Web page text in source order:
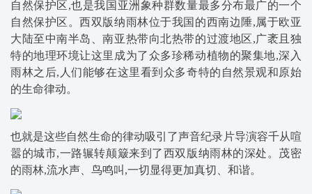
自然保护区,也是我国亚洲象种群数量最多分布最广的一个
自然保护区。西双版纳雨林位于我国的西南边陲,属于欧亚
大陆至中南半岛、南亚热带向北热带的过渡地区,广袤且独
特的地理环境让这里成为了众多珍稀动植物的聚集地,深入
雨林之后,人们能够在这里看到众多奇特的自然景观和原始
的生命律动。
也就是这些自然生命的律动吸引了声音纪录片导演容千从喧
嚣的城市,一路辗转颠簸来到了西双版纳雨林的深处。茂密
的雨林,流水声、鸟鸣叫,一切显得更加真切、和谐。